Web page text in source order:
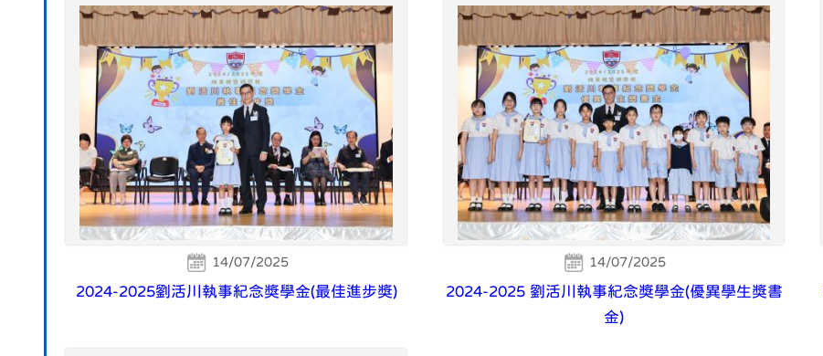
14/07/2025
2024-2025劉活川執事紀念獎學金(最佳進步獎)
14/07/2025
2024-2025 劉活川執事紀念獎學金(優異學生獎書
金)